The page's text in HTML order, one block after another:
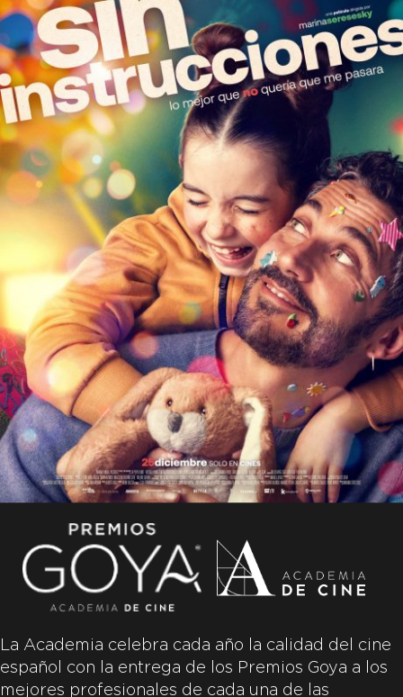
La Academia celebra cada año la calidad del cine
español con la entrega de los Premios Goya a los
mejores profesionales de cada una de las